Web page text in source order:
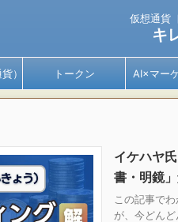
仮想通貨
キ
） トークン AI×マー
イケハヤ
書・明鏡」
この記事で
が、今どん